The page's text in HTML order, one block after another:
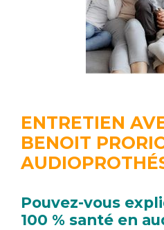
ENTRETIEN
BENOIT
Pouvez-vous
100 % santé en